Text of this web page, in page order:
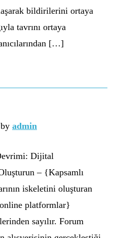
bildirilerini ortaya
tavrını ortaya
[…]
by admin
Dijital
– {Kapsamlı
iskeletini oluşturan
platformlar}
sayılır. Forum